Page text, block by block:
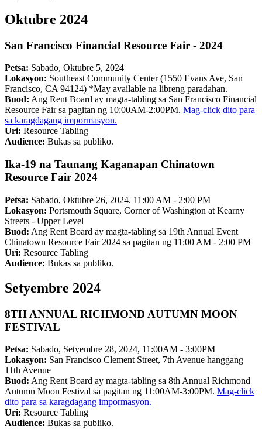
Oktubre 2024
San Francisco Financial Resource Fair - 2024
Petsa: Sabado, Oktubre 5, 2024
Lokasyon: Southeast Community Center (1550 Evans Ave, San
Francisco, CA 94124) *May available na libreng paradahan.
Buod: Ang Rent Board ay magta-tabling sa San Francisco Financial
Resource Fair sa pagitan ng 10:00AM-2:00PM. Mag-click dito para
sa karagdagang impormasyon.
Uri: Resource Tabling
Audience: Bukas sa publiko.
Ika-19 na Taunang Kaganapan Chinatown
Resource Fair 2024
Petsa: Sabado, Oktubre 26, 2024. 11:00 AM - 2:00 PM
Lokasyon: Portsmouth Square, Corner of Washington at Kearny
Streets - Upper Level
Buod: Ang Rent Board ay magta-tabling sa 19th Annual Event
Chinatown Resource Fair 2024 sa pagitan ng 11:00 AM - 2:00 PM
Uri: Resource Tabling
Audience: Bukas sa publiko.
Setyembre 2024
8TH ANNUAL RICHMOND AUTUMN MOON
FESTIVAL
Petsa: Sabado, Setyembre 28, 2024, 11:00AM - 3:00PM
Lokasyon: San Francisco Clement Street, 7th Avenue hanggang
11th Avenue
Buod: Ang Rent Board ay magta-tabling sa 8th Annual Richmond
Autumn Moon Festival sa pagitan ng 11:00AM-3:00PM. Mag-click
dito para sa karagdagang impormasyon.
Uri: Resource Tabling
Audience: Bukas sa publiko.